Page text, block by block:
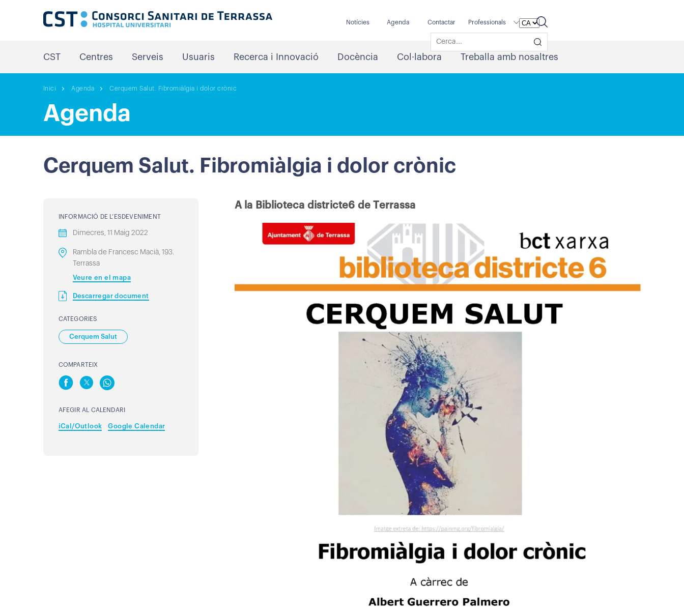
Notícies Agenda Contactar Professionals
CST Centres Serveis Usuaris Recerca i Innovació Docència Col·labora Treballa amb nosaltres
Inici Agenda Cerquem Salut. Fibromiàlgia i dolor crònic
Agenda
Cerquem Salut. Fibromiàlgia i dolor crònic
INFORMACIÓ DE L’ESDEVENIMENT
Dimecres, 11 Maig 2022
Rambla de Francesc Macià, 193.
Terrassa
Veure en el mapa
Descarregar document
CATEGORIES
Cerquem Salut
COMPARTEIX
AFEGIR AL CALENDARI
iCal/Outlook Google Calendar
A la Biblioteca districte6 de Terrassa